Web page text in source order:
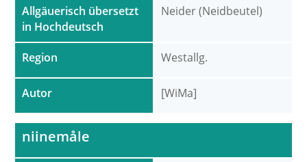
Allgäuerisch übersetzt
in Hochdeutsch
Region
Autor
Neider (Neidbeutel)
Westallg.
[WiMa]
niinemåle